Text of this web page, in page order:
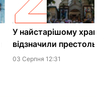
У найстарішому
відзначили
03 Серпня 12:31